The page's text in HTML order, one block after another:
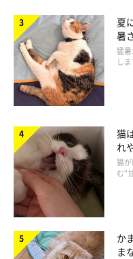
ねこのきもち投稿写真ギャラリー
さらに、実際に猫を迎え入
せられました。
※2020年11月実施「ねこの
（回答者数 112人）
迎え入れたときの猫の様
夏
暑
工
猛
し
猫
れ
猫
む“
か
ま